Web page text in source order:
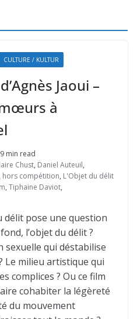
CULTURE / KULTUR
Jaoui –
à
9 min read
Chust, Daniel Auteuil,
hors compétition, L'Objet du délit
, Tiphaine Daviot,
délit pose une question
l’objet du délit ?
sexuelle qui déstabilise
Le milieu artistique qui
complices ? Ou ce film
cohabiter la légèreté
du mouvement